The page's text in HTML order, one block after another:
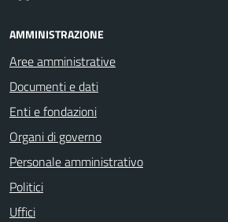
AMMINISTRAZIONE
Aree amministrative
Documenti e dati
Enti e fondazioni
Organi di governo
Personale amministrativo
Politici
Uffici